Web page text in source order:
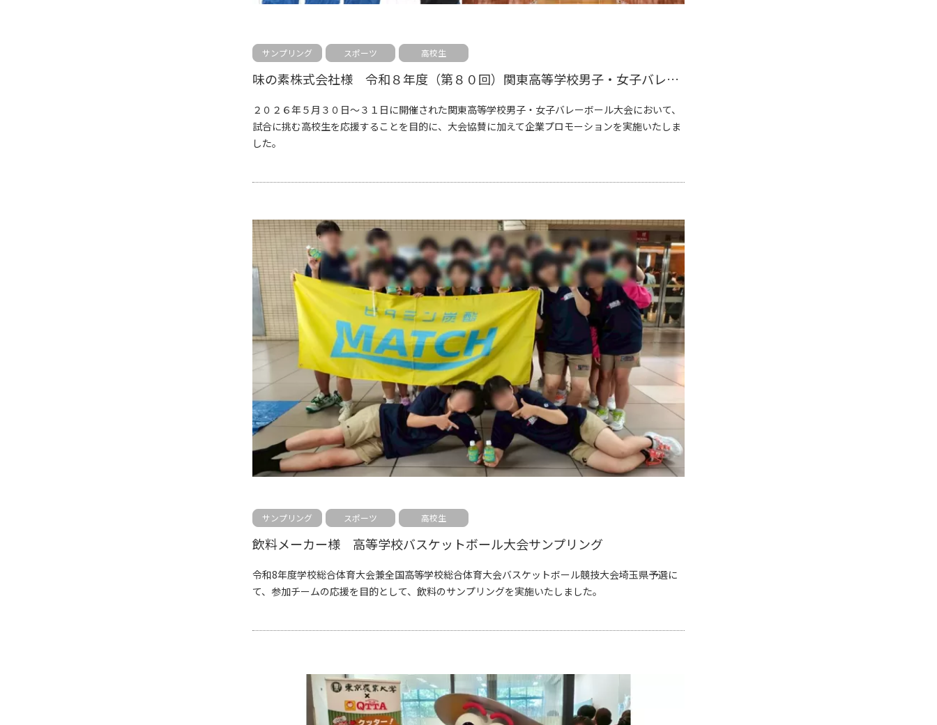
サンプリング スポーツ 高校生
味の素株式会社様 令和８年度（第８０回）関東高等学校男子・女子バレーボール大会における応援企画
２０２６年５月３０日～３１日に開催された関東高等学校男子・女子バレーボール大会において、
試合に挑む高校生を応援することを目的に、大会協賛に加えて企業プロモーションを実施いたしま
した。
サンプリング スポーツ 高校生
飲料メーカー様 高等学校バスケットボール大会サンプリング
令和8年度学校総合体育大会兼全国高等学校総合体育大会バスケットボール競技大会埼玉県予選に
て、参加チームの応援を目的として、飲料のサンプリングを実施いたしました。